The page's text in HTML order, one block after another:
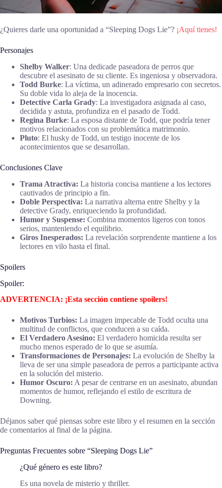
¿Quieres darle una oportunidad a “Sleeping Dogs Lie”? ¡Aquí tienes!
Personajes
Shelby Walker: Una dedicade paseadora de perros que
descubre el asesinato de su cliente. Es ingeniosa y observadora.
Todd Burke: La víctima, un adinerado empresario con secretos.
Su doble vida lo aleja de la inocencia.
Detective Carla Grady: La investigadora asignada al caso,
decidida y astuta, profundiza en el pasado de Todd.
Regina Burke: La esposa distante de Todd, que podría tener
motivos relacionados con su problemática matrimonio.
Pluto: El husky de Todd, un testigo inocente de los
acontecimientos que se desarrollan.
Conclusiones Clave
Trama Atractiva: La historia concisa mantiene a los lectores
cautivados de principio a fin.
Doble Perspectiva: La narrativa alterna entre Shelby y la
detective Grady, enriqueciendo la profundidad.
Humor y Suspense: Combina momentos ligeros con tonos
serios, manteniendo el equilibrio.
Giros Inesperados: La revelación sorprendente mantiene a los
lectores en vilo hasta el final.
Spoilers
Spoiler:
ADVERTENCIA: ¡Esta sección contiene spoilers!
Motivos Turbios: La imagen impecable de Todd oculta una
multitud de conflictos, que conducen a su caída.
El Verdadero Asesino: El verdadero homicida resulta ser
mucho menos esperado de lo que se asumía.
Transformaciones de Personajes: La evolución de Shelby la
lleva de ser una simple paseadora de perros a participante activa
en la solución del misterio.
Humor Oscuro: A pesar de centrarse en un asesinato, abundan
momentos de humor, reflejando el estilo de escritura de
Downing.
Déjanos saber qué piensas sobre este libro y el resumen en la sección
de comentarios al final de la página.
Preguntas Frecuentes sobre “Sleeping Dogs Lie”
¿Qué género es este libro?
Es una novela de misterio y thriller.